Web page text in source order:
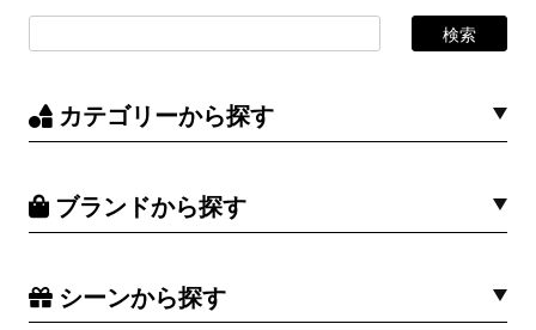
カテゴリーから探す
ブランドから探す
シーンから探す